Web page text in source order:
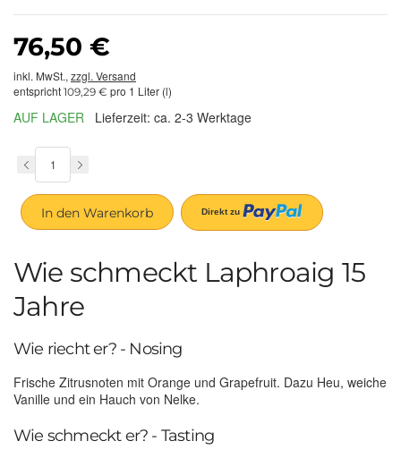
76,50 €
inkl. MwSt., zzgl. Versand
entspricht 109,29 € pro 1 Liter (l)
AUF LAGER Lieferzeit: ca. 2-3 Werktage
In den Warenkorb
Wie schmeckt Laphroaig 15
Jahre
Wie riecht er? - Nosing
Frische Zitrusnoten mit Orange und Grapefruit. Dazu Heu, weiche
Vanille und ein Hauch von Nelke.
Wie schmeckt er? - Tasting